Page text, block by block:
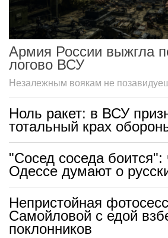
Армия России выжгла
логово ВСУ
Незалежным воякам не
Ноль ракет: в ВСУ
тотальный крах
"Сосед соседа боится":
Одессе думают о
Непристойная
Самойловой с едой
поклонников